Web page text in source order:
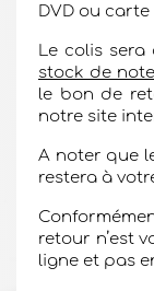
DVD ou carte
Le colis sera
stock de
le bon de
notre site
A noter que
restera à
retour n’est
ligne et pas